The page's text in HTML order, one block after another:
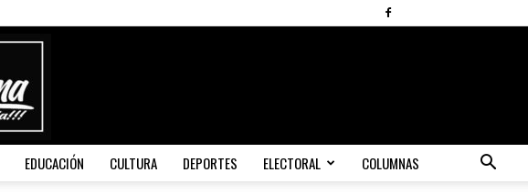
EDUCACIÓN CULTURA DEPORTES ELECTORAL COLUMNAS